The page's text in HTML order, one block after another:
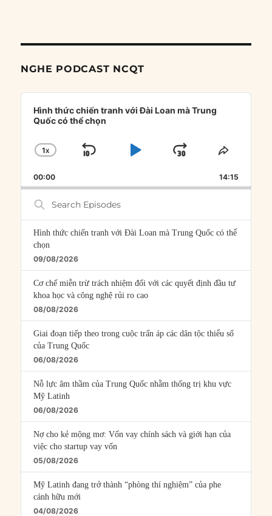
NGHE PODCAST NCQT
Audio
Player
Hình thức chiến tranh với Đài Loan mà Trung
Quốc có thể chọn
CHANGE
RATE
1X
SKIP
PLAYJUMP
FORWARD
SHARE
00:00 14:15
Search
Episodes
Hình thức chiến tranh với Đài Loan mà Trung Quốc có thể
chọn
09/08/2026
Cơ chế miễn trừ trách nhiệm đối với các quyết định đầu tư
khoa học và công nghệ rủi ro cao
08/08/2026
Giai đoạn tiếp theo trong cuộc trấn áp các dân tộc thiểu số
của Trung Quốc
06/08/2026
Nỗ lực âm thầm của Trung Quốc nhằm thống trị khu vực
Mỹ Latinh
06/08/2026
Nợ cho kẻ mộng mơ: Vốn vay chính sách và giới hạn của
việc cho startup vay vốn
05/08/2026
Mỹ Latinh đang trở thành “phòng thí nghiệm” của phe
cánh hữu mới
04/08/2026